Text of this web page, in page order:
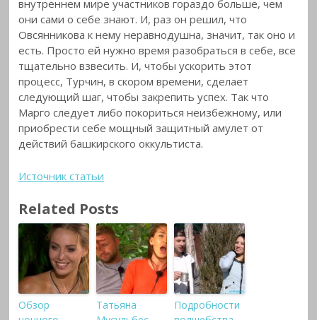
внутреннем мире участников гораздо больше, чем
они сами о себе знают. И, раз он решил, что
Овсянникова к нему неравнодушна, значит, так оно и
есть. Просто ей нужно время разобраться в себе, все
тщательно взвесить. И, чтобы ускорить этот
процесс, Турчин, в скором времени, сделает
следующий шаг, чтобы закрепить успех. Так что
Марго следует либо покориться неизбежному, или
приобрести себе мощный защитный амулет от
действий башкирского оккультиста.
Источник статьи
Related Posts
Обзор
Татьяна
Подробности